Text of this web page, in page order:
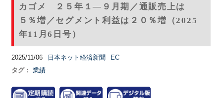
カゴメ ２５年１―９月期／通販売上は
５％増／セグメント利益は２０％増（2025
年11月6日号）
2025/11/06 日本ネット経済新聞
EC
タグ： 業績